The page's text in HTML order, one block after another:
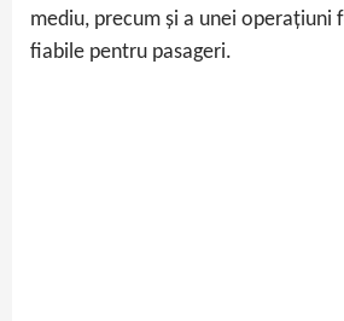
mediu, precum și a unei operațiuni
fiabile pentru pasageri.